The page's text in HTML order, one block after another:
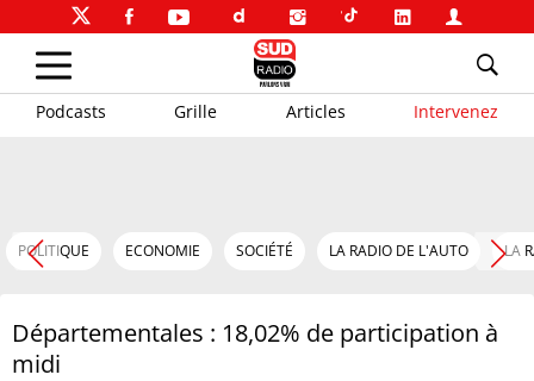
Podcasts Grille Articles Intervenez
POLITIQUE ECONOMIE SOCIÉTÉ LA RADIO DE L'AUTO LA
Départementales : 18,02% de participation à
midi